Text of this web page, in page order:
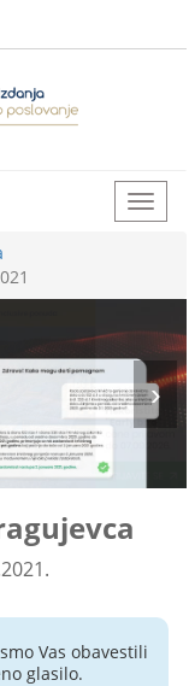
Vas obavestili
glasilo.